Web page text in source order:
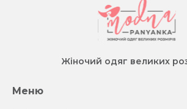
Жіночий одяг великих
Меню